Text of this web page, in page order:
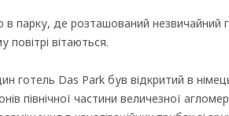
парку, де розташований незвичайний
повітрі вітаються.
готель Das Park був відкритий в
північної частини величезної